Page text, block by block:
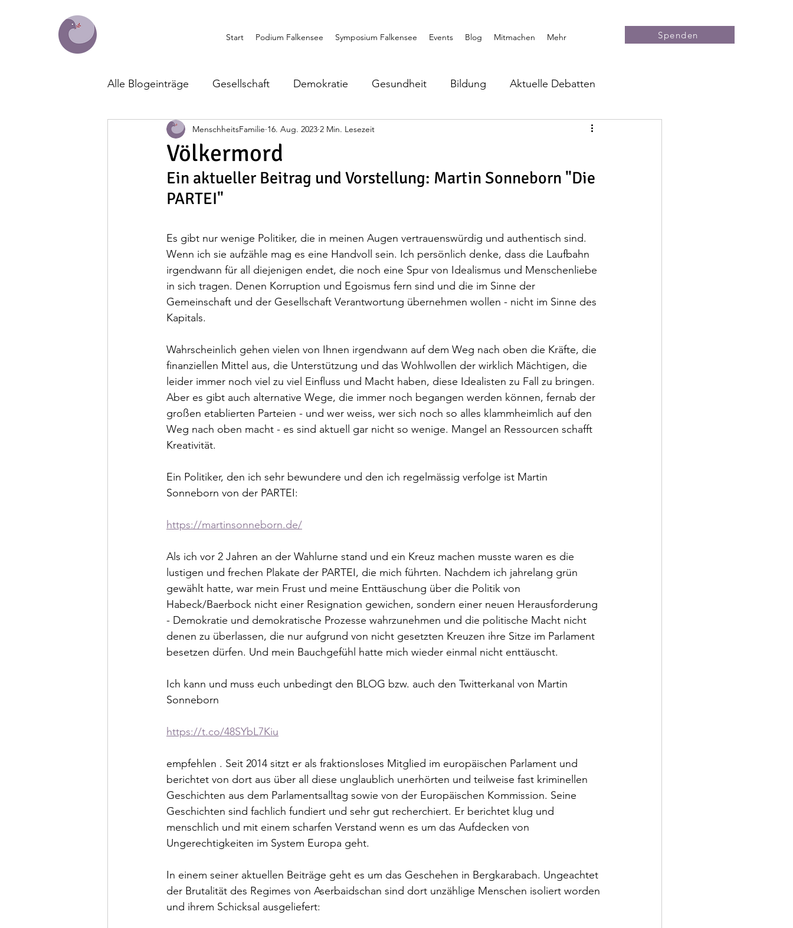
Start Podium Falkensee Symposium Falkensee Events Blog Mitmachen Mehr Spenden
Alle Blogeinträge Gesellschaft Demokratie Gesundheit Bildung Aktuelle Debatten
Wirtschaft Europa Symposium Falkensee
Klimapolitik Menschheitsfamilie
Völkermord
MenschheitsFamilie 16. Aug. 2023 2 Min. Lesezeit
Ein aktueller Beitrag und Vorstellung: Martin Sonneborn "Die
PARTEI"
Es gibt nur wenige Politiker, die in meinen Augen vertrauenswürdig und authentisch sind.
Wenn ich sie aufzähle mag es eine Handvoll sein. Ich persönlich denke, dass die Laufbahn
irgendwann für all diejenigen endet, die noch eine Spur von Idealismus und Menschenliebe
in sich tragen. Denen Korruption und Egoismus fern sind und die im Sinne der
Gemeinschaft und der Gesellschaft Verantwortung übernehmen wollen - nicht im Sinne des
Kapitals.
Wahrscheinlich gehen vielen von Ihnen irgendwann auf dem Weg nach oben die Kräfte, die
finanziellen Mittel aus, die Unterstützung und das Wohlwollen der wirklich Mächtigen, die
leider immer noch viel zu viel Einfluss und Macht haben, diese Idealisten zu Fall zu bringen.
Aber es gibt auch alternative Wege, die immer noch begangen werden können, fernab der
großen etablierten Parteien - und wer weiss, wer sich noch so alles klammheimlich auf den
Weg nach oben macht - es sind aktuell gar nicht so wenige. Mangel an Ressourcen schafft
Kreativität.
Ein Politiker, den ich sehr bewundere und den ich regelmässig verfolge ist Martin
Sonneborn von der PARTEI:
https://martinsonneborn.de/
Als ich vor 2 Jahren an der Wahlurne stand und ein Kreuz machen musste waren es die
lustigen und frechen Plakate der PARTEI, die mich führten. Nachdem ich jahrelang grün
gewählt hatte, war mein Frust und meine Enttäuschung über die Politik von
Habeck/Baerbock nicht einer Resignation gewichen, sondern einer neuen Herausforderung
- Demokratie und demokratische Prozesse wahrzunehmen und die politische Macht nicht
denen zu überlassen, die nur aufgrund von nicht gesetzten Kreuzen ihre Sitze im Parlament
besetzen dürfen. Und mein Bauchgefühl hatte mich wieder einmal nicht enttäuscht.
Ich kann und muss euch unbedingt den BLOG bzw. auch den Twitterkanal von Martin
Sonneborn
https://t.co/48SYbL7Kiu
empfehlen . Seit 2014 sitzt er als fraktionsloses Mitglied im europäischen Parlament und
berichtet von dort aus über all diese unglaublich unerhörten und teilweise fast kriminellen
Geschichten aus dem Parlamentsalltag sowie von der Europäischen Kommission. Seine
Geschichten sind fachlich fundiert und sehr gut recherchiert. Er berichtet klug und
menschlich und mit einem scharfen Verstand wenn es um das Aufdecken von
Ungerechtigkeiten im System Europa geht.
In einem seiner aktuellen Beiträge geht es um das Geschehen in Bergkarabach. Ungeachtet
der Brutalität des Regimes von Aserbaidschan sind dort unzählige Menschen isoliert worden
und ihrem Schicksal ausgeliefert: